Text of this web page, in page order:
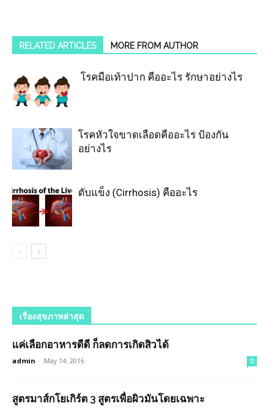
RELATED ARTICLES MORE FROM AUTHOR
โรคมือเท้าปาก คืออะไร รักษาอย่างไร
โรคหัวใจขาดเลือดคืออะไร ป้องกัน
อย่างไร
ตับแข็ง (Cirrhosis) คืออะไร
เรื่องสุขภาพล่าสุด
แค่เลือกอาหารดีดี ก็ลดการเกิดสิวได้
admin - May 14, 2016 0
สูตรมาส์กโยเกิร์ต 3 สูตรเพื่อผิวมันโดยเฉพาะ